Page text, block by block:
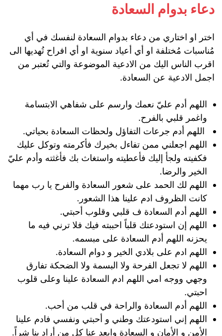
دعاء بدوام السعادة
اختر او اختاري من دعاء بدوام السعادة لنفسك في أي
مُناسبات مُختلفة او أي أعياد سنوية او أي افراح تُهديها الى
اقرب الناس اليك من الادعية الموضوعة والتي تُعتبر من
اجمل الادعية عن السعادة.
اللهم أدم عليّ نعمك وارسم على شفاهي الابتسامة
واغمر قلبي بالفرح.
اللهم أدم جرعات التفاؤل ولحظات السعادة بحياتي.
اللهم اجعلني ممن تفاءل بخيرك فأكرمته وتوكل عليك
فكفيته ولجأ إليك فأعطيته واستغاث بك فأغثته وأدم عليّ
الخير والرضا.
اللهم لك الحمد على شعور السعادة والفرح يا رب مهما
كانت الظروف ادم علينا هذا الشعور.
اللهم أدم السعادة ف قلبي وقلوب أحبتي.
اللهم إن استودعتك قلباً احببته فيك فلا ترني فيه ما
يحزنه اللهم أدم السعادة على مبسمه.
اللهم ادم على بلادي الخير و دوام السعادة.
اللهم لا تجعل الفرحة ولا البسمة ولا الضحكة تفارق
وجهي ووجه امي اللهم ادم السعادة علينا وعلى قلوب
احبتي.
اللهم أدم السعادة والراحة في قلب من أحب.
اللهم إني استودعتك وطني و أحبتي ونفسي فادم علينا
الأمن و الأمان و السعادة وابعد عنا كل من أراد بنا شراً.